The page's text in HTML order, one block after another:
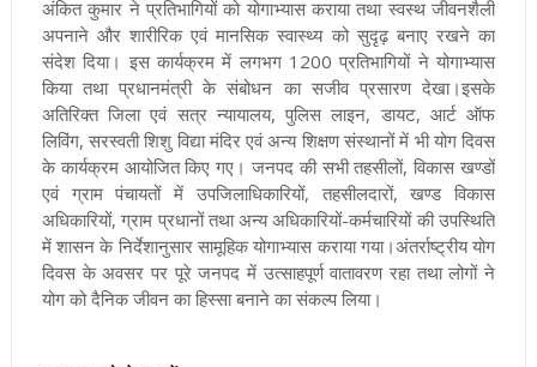
अंकित कुमार ने प्रतिभागियों को योगाभ्यास कराया तथा स्वस्थ जीवनशैली
अपनाने और शारीरिक एवं मानसिक स्वास्थ्य को सुदृढ़ बनाए रखने का
संदेश दिया। इस कार्यक्रम में लगभग 1200 प्रतिभागियों ने योगाभ्यास
किया तथा प्रधानमंत्री के संबोधन का सजीव प्रसारण देखा।इसके
अतिरिक्त जिला एवं सत्र न्यायालय, पुलिस लाइन, डायट, आर्ट ऑफ
लिविंग, सरस्वती शिशु विद्या मंदिर एवं अन्य शिक्षण संस्थानों में भी योग दिवस
के कार्यक्रम आयोजित किए गए। जनपद की सभी तहसीलों, विकास खण्डों
एवं ग्राम पंचायतों में उपजिलाधिकारियों, तहसीलदारों, खण्ड विकास
अधिकारियों, ग्राम प्रधानों तथा अन्य अधिकारियों-कर्मचारियों की उपस्थिति
में शासन के निर्देशानुसार सामूहिक योगाभ्यास कराया गया।अंतर्राष्ट्रीय योग
दिवस के अवसर पर पूरे जनपद में उत्साहपूर्ण वातावरण रहा तथा लोगों ने
योग को दैनिक जीवन का हिस्सा बनाने का संकल्प लिया।